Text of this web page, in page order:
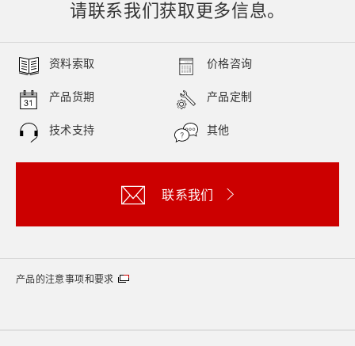
请联系我们获取更多信息。
资料索取 价格咨询
产品货期 产品定制
技术支持 其他
联系我们
产品的注意事项和要求